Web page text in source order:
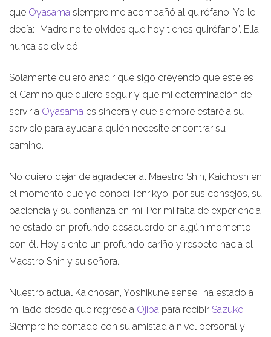
que Oyasama siempre me acompañó al quirófano. Yo le
decía: “Madre no te olvides que hoy tienes quirófano”. Ella
nunca se olvidó.
Solamente quiero añadir que sigo creyendo que este es
el Camino que quiero seguir y que mi determinación de
servir a Oyasama es sincera y que siempre estaré a su
servicio para ayudar a quién necesite encontrar su
camino.
No quiero dejar de agradecer al Maestro Shin, Kaichosn en
el momento que yo conocí Tenrikyo, por sus consejos, su
paciencia y su confianza en mí. Por mi falta de experiencia
he estado en profundo desacuerdo en algún momento
con él. Hoy siento un profundo cariño y respeto hacia el
Maestro Shin y su señora.
Nuestro actual Kaichosan, Yoshikune sensei, ha estado a
mi lado desde que regresé a Ojiba para recibir Sazuke.
Siempre he contado con su amistad a nivel personal y